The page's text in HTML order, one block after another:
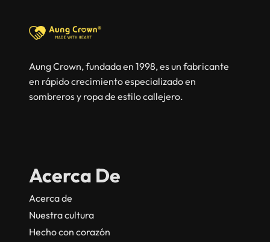
Aung Crown, fundada en 1998, es un fabricante
en rápido crecimiento especializado en
sombreros y ropa de estilo callejero.
Acerca De
Acerca de
Nuestra cultura
Hecho con corazón